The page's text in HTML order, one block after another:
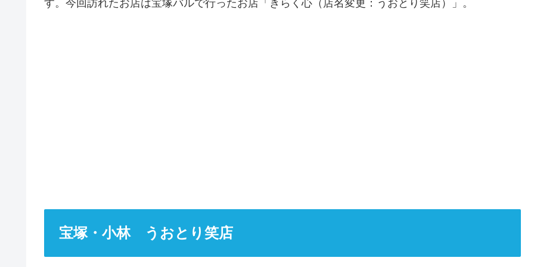
す。今回訪れたお店は宝塚バルで行ったお店「きらく心（店名変更：うおとり笑店）」。
宝塚・小林 うおとり笑店